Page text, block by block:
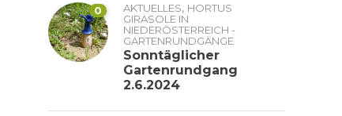
0 AKTUELLES, HORTUS
GIRASOLE IN
NIEDERÖSTERREICH -
GARTENRUNDGÄNGE
Sonntäglicher
Gartenrundgang
2.6.2024